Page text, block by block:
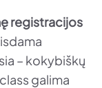
registracijos
– kokybiškų
galima